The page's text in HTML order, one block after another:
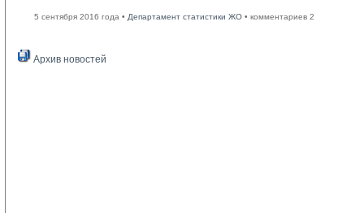
5 сентября 2016 года • Департамент статистики ЖО • комментариев 2
Архив новостей